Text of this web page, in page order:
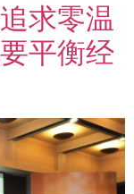
求零温
平衡经